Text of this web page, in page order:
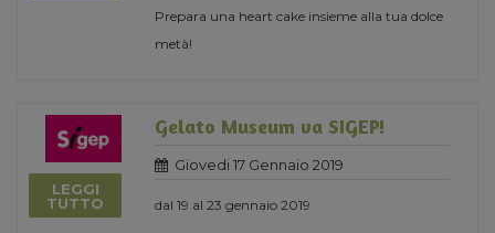
Prepara una heart cake insieme alla tua dolce
metà!
LEGGI
TUTTO
Gelato Museum va SIGEP!
Giovedi 17 Gennaio 2019
dal 19 al 23 gennaio 2019